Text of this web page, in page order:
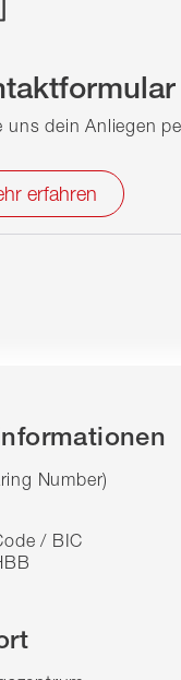
uns dein Anliegen
erfahren
Number)
/ BIC